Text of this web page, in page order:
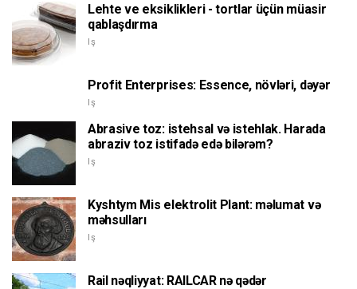
Lehte ve eksiklikleri - tortlar üçün müasir
qablaşdırma
Iş
Profit Enterprises: Essence, növləri, dəyər
Iş
Abrasive toz: istehsal və istehlak. Harada
abraziv toz istifadə edə bilərəm?
Iş
Kyshtym Mis elektrolit Plant: məlumat və
məhsulları
Iş
Rail nəqliyyat: RAILCAR nə qədər